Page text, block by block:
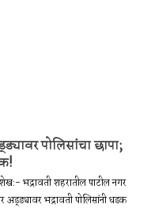
पोलिसांचा छापा;
शेख:- भद्रावती शहरातील पाटील नगर
भद्रावती पोलिसांनी धडक